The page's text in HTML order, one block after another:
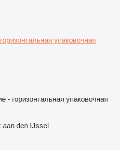
горизонтальная упаковочная
горизонтальная упаковочная
den IJssel